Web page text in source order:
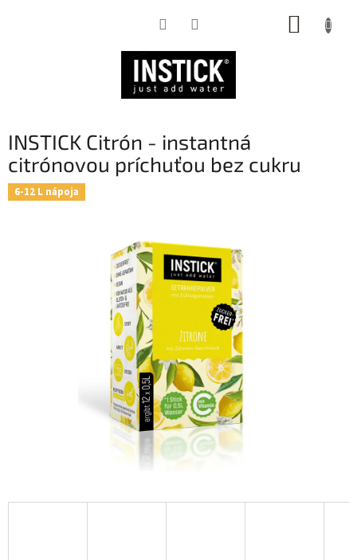
INSTICK Citrón - instantná
citrónovou príchuťou bez cukru
6-12 L nápoja